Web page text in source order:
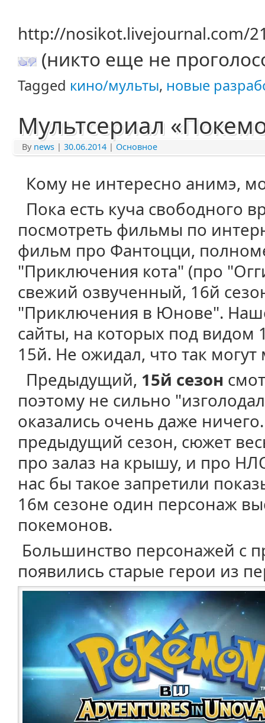
http://nosikot.livejournal.com/
(никто еще не
Tagged кино/мульты, новые
Мультсериал
By news | 30.06.2014 | Основное
Кому не интересно анимэ,
Пока есть куча свободного
посмотреть фильмы по
фильм про Фантоцци,
"Приключения кота" (про
свежий озвученный, 16й
"Приключения в Юнове".
сайты, на которых под видом
15й. Не ожидал, что так могут
Предыдущий, 15й сезон
поэтому не сильно
оказались очень даже
предыдущий сезон, сюжет
про залаз на крышу, и про
нас бы такое запретили
16м сезоне один персонаж
покемонов.
Большинство персонажей с
появились старые герои из